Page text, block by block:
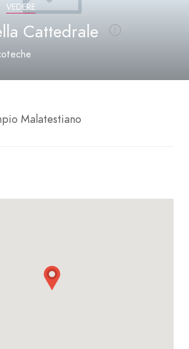
VEDERE
Cattedrale
Malatestiano